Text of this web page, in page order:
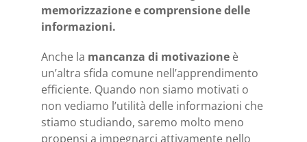
memorizzazione e comprensione delle
informazioni.
Anche la mancanza di motivazione è
un’altra sfida comune nell’apprendimento
efficiente. Quando non siamo motivati o
non vediamo l’utilità delle informazioni che
stiamo studiando, saremo molto meno
propensi a impegnarci attivamente nello